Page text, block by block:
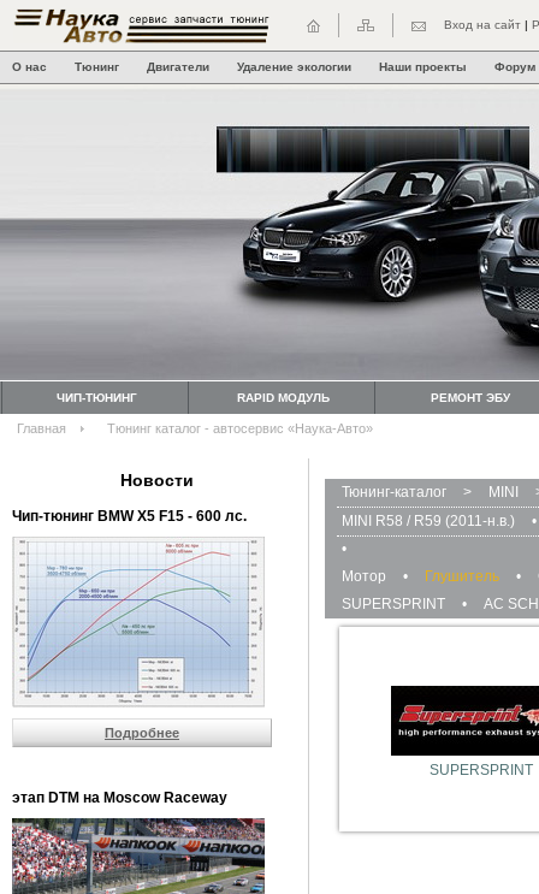
Вход на сайт |
О нас Тюнинг Двигатели Удаление экологии Наши проекты Форум
ЧИП-ТЮНИНГ RAPID МОДУЛЬ РЕМОНТ ЭБУ
Главная Тюнинг каталог - автосервис «Наука-Авто»
Новости
Чип-тюнинг BMW Х5 F15 - 600 лс.
Подробнее
этап DTM на Moscow Raceway
Тюнинг-каталог > MINI
MINI R58 / R59 (2011-н.в.)
•
•
Мотор
• Глушитель •
SUPERSPRINT
• AC
SUPERSPRINT